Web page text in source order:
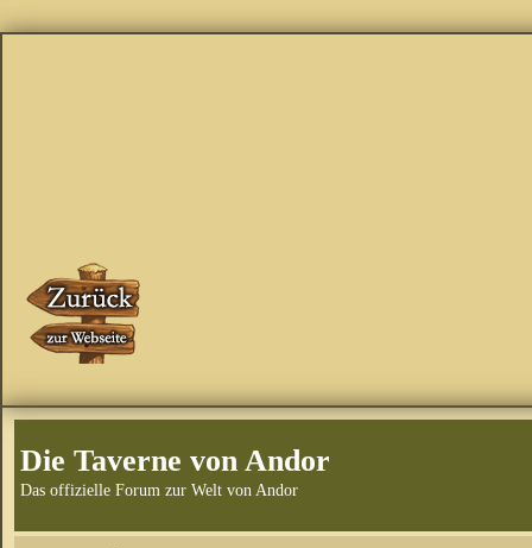
Die Taverne von Andor
Das offizielle Forum zur Welt von Andor